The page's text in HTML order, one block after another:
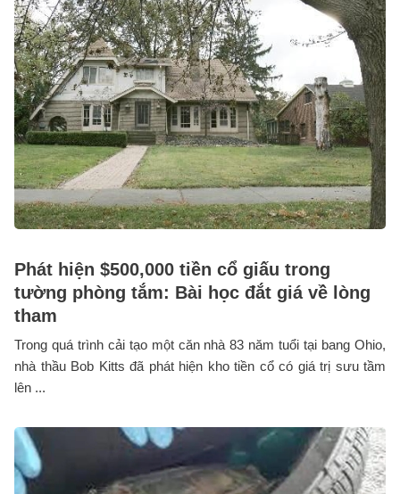
Phát hiện $500,000 tiền cổ giấu trong
tường phòng tắm: Bài học đắt giá về lòng
tham
Trong quá trình cải tạo một căn nhà 83 năm tuổi tại bang Ohio,
nhà thầu Bob Kitts đã phát hiện kho tiền cổ có giá trị sưu tầm
lên ...